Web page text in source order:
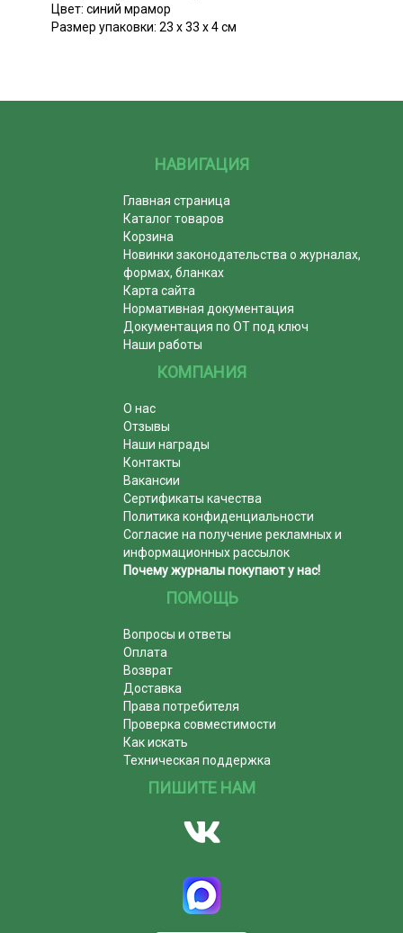
Цвет: синий мрамор
Размер упаковки: 23 х 33 х 4 см
НАВИГАЦИЯ
Главная страница
Каталог товаров
Корзина
Новинки законодательства о журналах,
формах, бланках
Карта сайта
Нормативная документация
Документация по ОТ под ключ
Наши работы
КОМПАНИЯ
О нас
Отзывы
Наши награды
Контакты
Вакансии
Сертификаты качества
Политика конфиденциальности
Согласие на получение рекламных и
информационных рассылок
Почему журналы покупают у нас!
ПОМОЩЬ
Вопросы и ответы
Оплата
Возврат
Доставка
Права потребителя
Проверка совместимости
Как искать
Техническая поддержка
ПИШИТЕ НАМ